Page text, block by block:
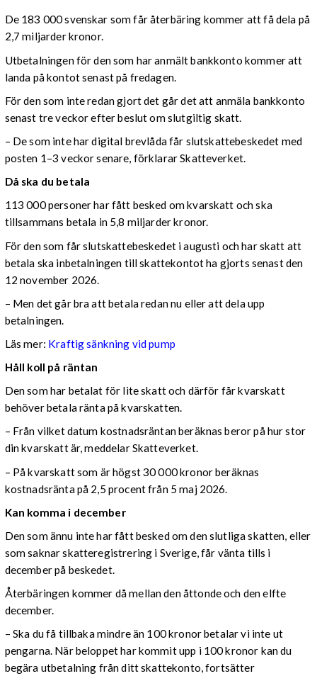
De 183 000 svenskar som får återbäring kommer att få dela på
2,7 miljarder kronor.
Utbetalningen för den som har anmält bankkonto kommer att
landa på kontot senast på fredagen.
För den som inte redan gjort det går det att anmäla bankkonto
senast tre veckor efter beslut om slutgiltig skatt.
– De som inte har digital brevlåda får slutskattebeskedet med
posten 1–3 veckor senare, förklarar Skatteverket.
Då ska du betala
113 000 personer har fått besked om kvarskatt och ska
tillsammans betala in 5,8 miljarder kronor.
För den som får slutskattebeskedet i augusti och har skatt att
betala ska inbetalningen till skattekontot ha gjorts senast den
12 november 2026.
– Men det går bra att betala redan nu eller att dela upp
betalningen.
Läs mer: Kraftig sänkning vid pump
Håll koll på räntan
Den som har betalat för lite skatt och därför får kvarskatt
behöver betala ränta på kvarskatten.
– Från vilket datum kostnadsräntan beräknas beror på hur stor
din kvarskatt är, meddelar Skatteverket.
– På kvarskatt som är högst 30 000 kronor beräknas
kostnadsränta på 2,5 procent från 5 maj 2026.
Kan komma i december
Den som ännu inte har fått besked om den slutliga skatten, eller
som saknar skatteregistrering i Sverige, får vänta tills i
december på beskedet.
Återbäringen kommer då mellan den åttonde och den elfte
december.
– Ska du få tillbaka mindre än 100 kronor betalar vi inte ut
pengarna. När beloppet har kommit upp i 100 kronor kan du
begära utbetalning från ditt skattekonto, fortsätter